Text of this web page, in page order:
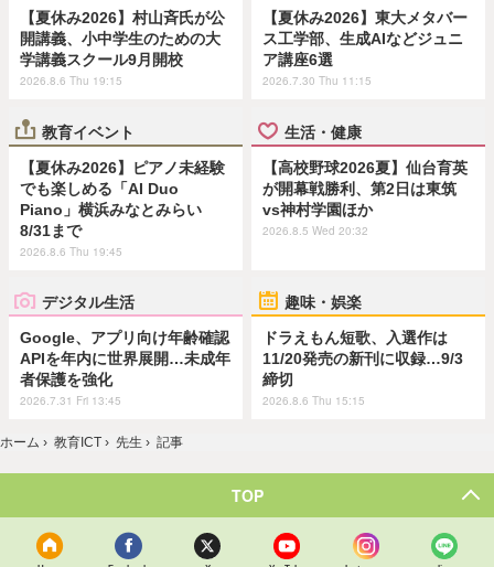
【夏休み2026】村山斉氏が公
開講義、小中学生のための大
学講義スクール9月開校
2026.8.6 Thu 19:15
【夏休み2026】東大メタバー
ス工学部、生成AIなどジュニ
ア講座6選
2026.7.30 Thu 11:15
教育イベント
【夏休み2026】ピアノ未経験
でも楽しめる「AI Duo
Piano」横浜みなとみらい
8/31まで
2026.8.6 Thu 19:45
生活・健康
【高校野球2026夏】仙台育英
が開幕戦勝利、第2日は東筑
vs神村学園ほか
2026.8.5 Wed 20:32
デジタル生活
Google、アプリ向け年齢確認
APIを年内に世界展開…未成年
者保護を強化
2026.7.31 Fri 13:45
趣味・娯楽
ドラえもん短歌、入選作は
11/20発売の新刊に収録…9/3
締切
2026.8.6 Thu 15:15
ホーム › 教育ICT › 先生 › 記事
TOP